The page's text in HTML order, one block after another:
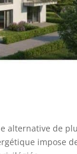
alternative de
impose